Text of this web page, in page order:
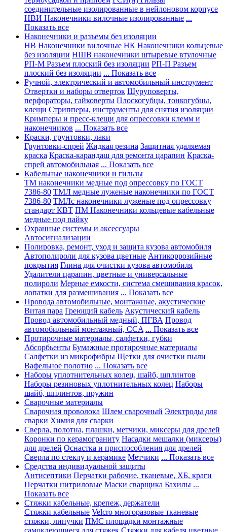
соединительные изолированные в нейлоновом корпусе
НВИ Наконечники вилочные изолированные ...
Показать все
Наконечники и разъемы без изоляции
НВ Наконечники вилочные НК Наконечники кольцевые
без изоляции НШВ наконечники штыревые втулочные
РП-М Разъем плоский без изоляции РП-П Разъем
плоский без изоляции ... Показать все
Ручной, электрический и автомобильный инструмент
Отвертки и наборы отверток Шуруповерты,
перфораторы, гайковерты Плоскогубцы, тонкогубцы,
клещи Стрипперы, инструменты для снятия изоляции
Кримперы и пресс-клещи для опрессовки клемм и
наконечников ... Показать все
Краски, грунтовки, лаки
Грунтовки-спрей Жидкая резина Защитная удаляемая
краска Краска-карандаш для ремонта царапин Краска-
спрей автомобильная ... Показать все
Кабельные наконечники и гильзы
ТМ наконечники медные под опрессовку по ГОСТ
7386-80 ТМЛ медные луженые наконечники по ГОСТ
7386-80 ТМЛс наконечники луженые под опрессовку
стандарт КВТ ПМ Наконечники кольцевые кабельные
медные под пайку
Охранные системы и аксессуары
Автосигнализации
Полировка, ремонт, уход и защита кузова автомобиля
Автополироли для кузова цветные Антикоррозийные
покрытия Глина для очистки кузова автомобиля
Удалители царапин, цветные и универсальные
полироли Мерные емкости, система смешивания красок,
лопатки для размешивания ... Показать все
Провода автомобильные, монтажные, акустические
Витая пара Греющий кабель Акустический кабель
Провод автомобильный медный, ПГВА Провод
автомобильный монтажный, CCA ... Показать все
Протирочные материалы, салфетки, губки
Абсорбьенты Бумажные протирочные материалы
Салфетки из микрофибры Щетки для очистки пыли
Вафельное полотно ... Показать все
Наборы уплотнительных колец, шайб, шплинтов
Наборы резиновых уплотнительных колец Наборы
шайб, шплинтов, пружин
Сварочные материалы
Сварочная проволока Шлем сварочный Электроды для
сварки Химия для сварки
Сверла, полотна, плашки, метчики, миксеры для дрелей
Коронки по керамограниту Насадки мешалки (миксеры)
для дрелей Оснастка и приспособления для дрелей
Сверла по стеклу и керамике Метчики ... Показать все
Средства индивидуальной защиты
Антисептики Перчатки рабочие, тканевые, ХБ, краги
Перчатки нитриловые Маски сварщика Бахилы ...
Показать все
Стяжки кабельные, крепеж, держатели
Стяжки кабельные Velcro многоразовые тканевые
стяжки, липучки ПМС площадки монтажные
самоклеющиеся для стяжек Стяжки для кабеля цветные,